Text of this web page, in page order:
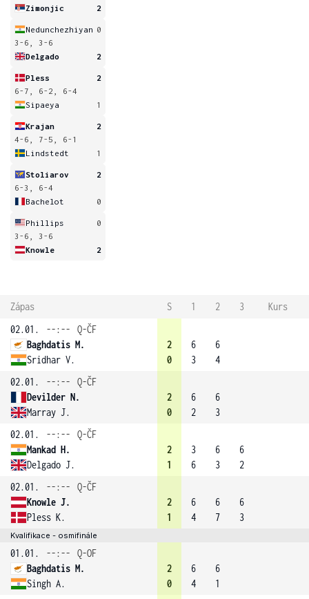
Zimonjic
2
Nedunchezhiyan 0
3-6, 3-6
Delgado
2
Pless
2
6-7, 6-2, 6-4
Sipaeya
1
Krajan
2
4-6, 7-5, 6-1
Lindstedt
1
Stoliarov
2
6-3, 6-4
Bachelot
0
Phillips
0
3-6, 3-6
Knowle
2
Zápas S 1 2 3
Kurs
02.01.
--:--
Q-ČF
Baghdatis M.
Sridhar V.
2
0
6
3
6
4
02.01.
--:--
Q-ČF
Devilder N.
Marray J.
2
0
6
2
6
3
02.01.
--:--
Q-ČF
Mankad H.
Delgado J.
2
1
3
6
6
3
6
2
02.01.
--:--
Q-ČF
Knowle J.
Pless K.
2
1
6
4
6
7
6
3
Kvalifikace - osmifinále
01.01. --:--
Q-OF
Baghdatis M.
Singh A.
2
0
6
4
6
1